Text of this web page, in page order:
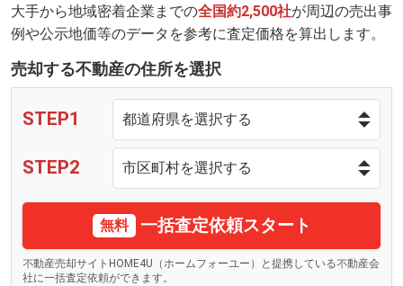
大手から地域密着企業までの全国約2,500社が周辺の売出事
例や公示地価等のデータを参考に査定価格を算出します。
売却する不動産の住所を選択
STEP1
STEP2
無料 一括査定依頼スタート
不動産売却サイトHOME4U（ホームフォーユー）と提携している不動産会
社に一括査定依頼ができます。